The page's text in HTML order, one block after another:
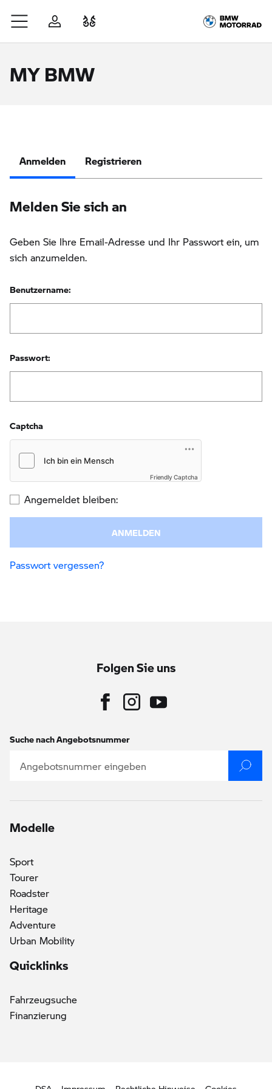
Zum Hauptinhalt springen
Anmelden
MY BMW
Anmelden Registrieren
Melden Sie sich an
Geben Sie Ihre Email-Adresse und Ihr Passwort ein, um
sich anzumelden.
Benutzername:
Passwort:
Captcha
Friendly Captcha
Angemeldet bleiben:
Passwort vergessen?
Folgen Sie uns
Suche nach Angebotsnummer
Modelle
Sport
Tourer
Roadster
Heritage
Adventure
Urban Mobility
Quicklinks
Fahrzeugsuche
Finanzierung